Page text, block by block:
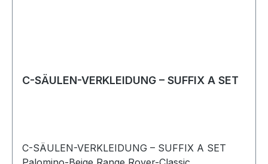
C-SÄULEN-VERKLEIDUNG – SUFFIX A SET
C-SÄULEN-VERKLEIDUNG – SUFFIX A SET